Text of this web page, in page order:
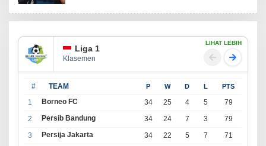
Liga 1
Klasemen
LIHAT LEBIH
# TEAM P W D L PTS
1 Borneo FC 34 25 4 5
79
2
Persib Bandung 34 24 7 3
79
3
Persija Jakarta 34 22 5 7
71